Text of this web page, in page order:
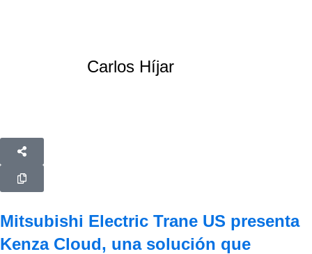
Carlos Híjar
Mitsubishi Electric Trane US presenta
Kenza Cloud, una solución que